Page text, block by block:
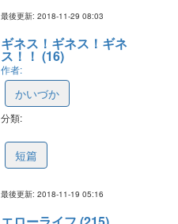
最後更新: 2018-11-29 08:03
ギネス！ギネス！ギネ
ス！！ (16)
作者:
かいづか
分類:
短篇
最後更新: 2018-11-19 05:16